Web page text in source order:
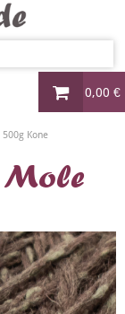
0,00 €
Kone
Mole